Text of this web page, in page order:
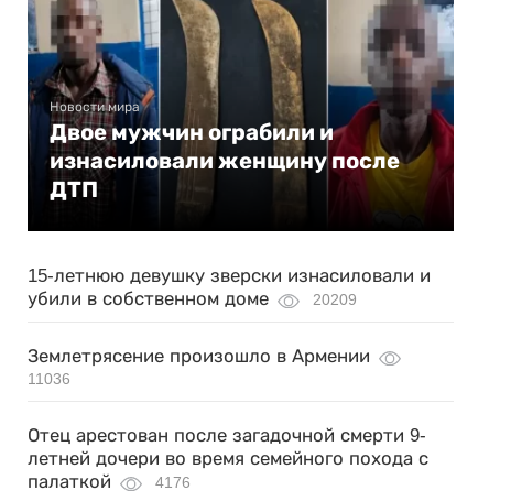
Новости мира
Двое мужчин ограбили и
изнасиловали женщину после
ДТП
15-летнюю девушку зверски изнасиловали и
убили в собственном доме
20209
Землетрясение произошло в Армении
11036
Отец арестован после загадочной смерти 9-
летней дочери во время семейного похода с
палаткой
4176